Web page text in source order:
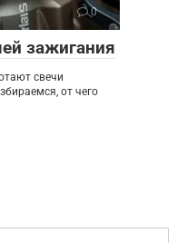
0
зажигания
свечи
от чего